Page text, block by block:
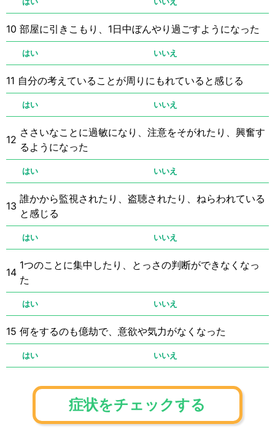
10 部屋に引きこもり、1日中ぼんやり過ごすようになった
はい いいえ
11 自分の考えていることが周りにもれていると感じる
はい いいえ
12
ささいなことに過敏になり、注意をそがれたり、興奮す
るようになった
はい いいえ
13
誰かから監視されたり、盗聴されたり、ねらわれている
と感じる
はい いいえ
14
1つのことに集中したり、とっさの判断ができなくなっ
た
はい いいえ
15 何をするのも億劫で、意欲や気力がなくなった
はい いいえ
症状をチェックする